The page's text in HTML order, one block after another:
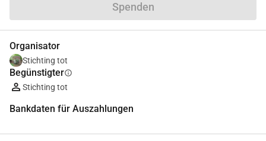
Spenden
Organisator
Stichting tot
Begünstigterinfo
Stichting tot
Bankdaten für Auszahlungen